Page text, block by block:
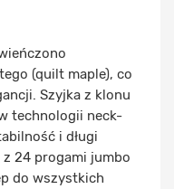
(quilt maple), co
Szyjka z klonu
technologii neck-
i długi
24 progami jumbo
do wszystkich